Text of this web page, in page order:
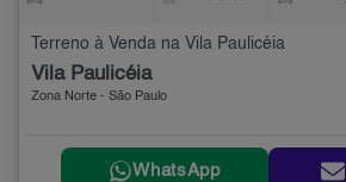
Terreno à Venda na Vila Paulicéia
Vila Paulicéia
Zona Norte - São Paulo
WhatsApp